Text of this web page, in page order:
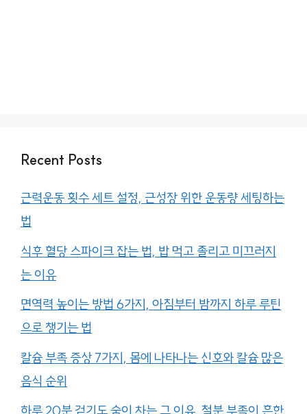
Recent Posts
근력운동 횟수 세트 설정, 근성장 위한 운동량 세팅하는
법
식후 혈당 스파이크 잡는 법, 밥 먹고 졸리고 미끄러지
는 이유
면역력 높이는 방법 6가지, 아침부터 밤까지 하루 루틴
으로 챙기는 법
칼슘 부족 증상 7가지, 몸에 나타나는 신호와 칼슘 많은
음식 순위